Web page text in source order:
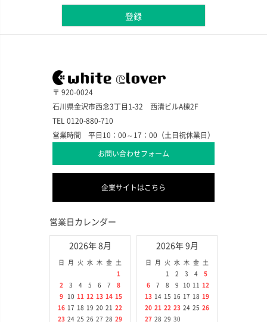
登録
〒 920-0024
石川県金沢市西念3丁目1-32 西清ビルA棟2F
TEL 0120-880-710
営業時間 平日10：00～17：00（土日祝休業日）
お問い合わせフォーム
企業サイトはこちら
営業日カレンダー
2026年 8月
日 月 火 水 木 金
土
1
2
3 4 5 6 7
8
9
10 11 12 13 14 15
16 17 18 19 20 21
22
23 24 25 26 27 28 29
2026年 9月
日 月 火 水 木 金
土
1
2 3 4
5
6
7 8 9 10 11
12
13 14 15 16 17 18 19
20 21 22 23 24 25 26
27 28 29 30